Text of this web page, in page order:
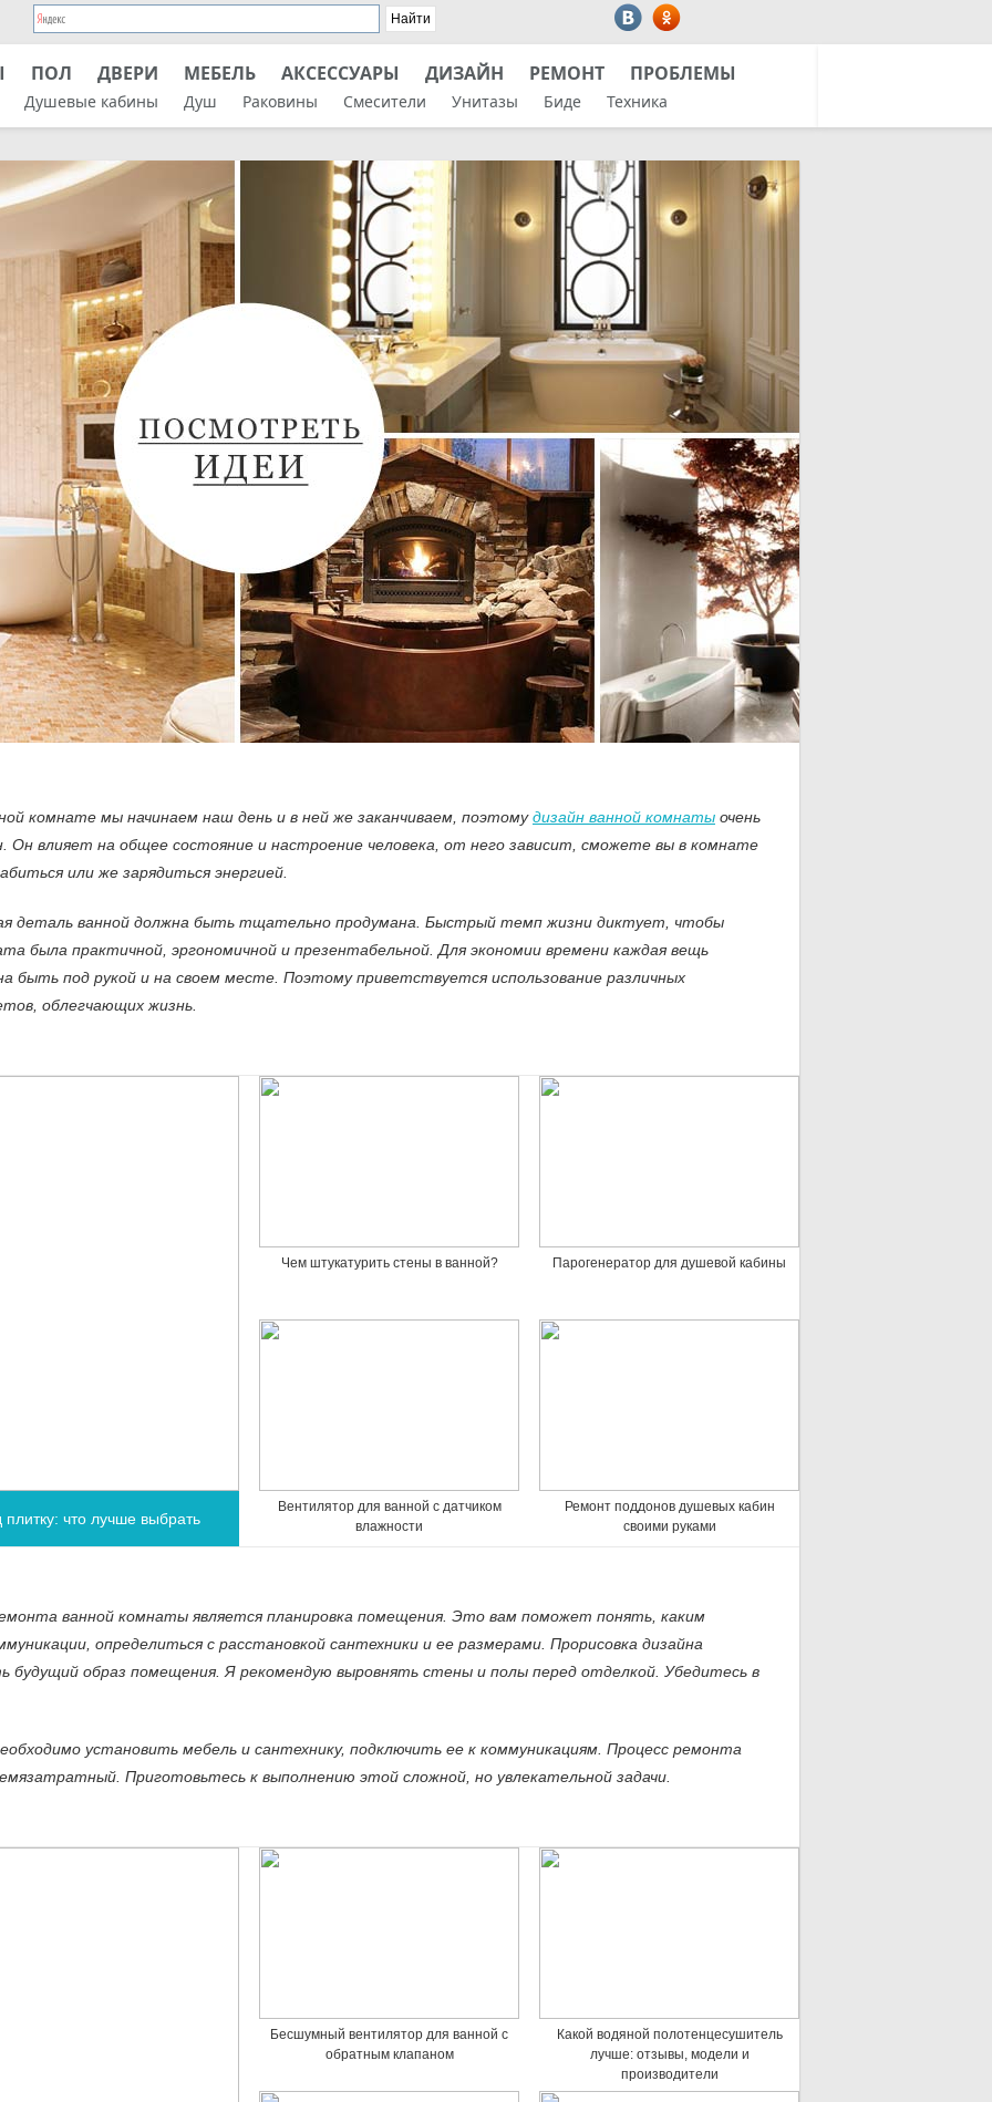
ПОЛ ДВЕРИ МЕБЕЛЬ АКСЕССУАРЫ ДИЗАЙН РЕМОНТ ПРОБЛЕМЫ
Душевые кабины Душ Раковины Смесители Унитазы Биде Техника
комнате мы начинаем наш день и в ней же заканчиваем, поэтомудизайн ванной комнаты очень
Он влияет на общее состояние и настроение человека, от него зависит, сможете вы в комнате
или же зарядиться энергией.
деталь ванной должна быть тщательно продумана. Быстрый темп жизни диктует, чтобы
была практичной, эргономичной и презентабельной. Для экономии времени каждая вещь
быть под рукой и на своем месте. Поэтому приветствуется использование различных
облегчающих жизнь.
что лучше выбрать
Чем штукатурить стены в ванной? Парогенератор для душевой кабины
Вентилятор для ванной с датчиком
влажности
Ремонт поддонов душевых кабин
своими руками
ванной комнаты является планировка помещения. Это вам поможет понять, каким
определиться с расстановкой сантехники и ее размерами. Прорисовка дизайна
будущий образ помещения. Я рекомендую выровнять стены и полы перед отделкой. Убедитесь в
установить мебель и сантехнику, подключить ее к коммуникациям. Процесс ремонта
Приготовьтесь к выполнению этой сложной, но увлекательной задачи.
Бесшумный вентилятор для ванной с
обратным клапаном
Какой водяной полотенцесушитель
лучше: отзывы, модели и
производители